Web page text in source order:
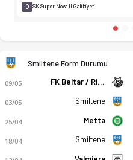
0 SK Super Nova II Galibiyeti
Smiltene Form Durumu
09/05 FK Beitar / Riga Mariners
03/05 Smiltene
25/04 Metta
18/04 Smiltene